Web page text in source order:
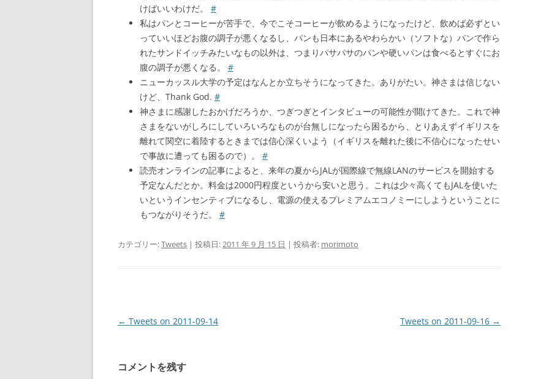
けばいいわけだ。 #
私はパンとコーヒーが苦手で、今でこそコーヒーが飲めるようになったけど、飲めば必ずとい
っていいほどお腹の調子が悪くなるし、パンも日本にあるやわらかい（ソフトな）パンで作ら
れたサンドイッチみたいなもの以外は、つまりパサパサのパンや硬いパンは食べるとすぐにお
腹の調子が悪くなる。 #
ニューカッスル大学の予定はなんとか立ちそうになってきた。ありがたい。神さまは信じない
けど、Thank God. #
神さまに感謝したおかげだろうか、つぎつぎとインタビューの可能性が開けてきた。これで神
さまをないがしろにしていろいろなものが台無しになったら困るから、とりあえずイギリスを
離れて関空に着陸するときまでは信心深くいよう（イギリスを離れた後に不信心になったせい
で事故に遭っても困るので）。 #
読売オンラインの記事によると、来年の夏からJALが国際線で無線LANのサービスを開始する
予定なんだとか。料金は2000円程度というから安いと思う。これは少々高くてもJALを使いた
いというインセンティブになるし、電源の使えるプレミアムエコノミーにしようということに
もつながりそうだ。 #
カテゴリー:Tweets | 投稿日:2011 年 9 月 15 日 | 投稿者: morimoto
投
ビ
← Tweets on 2011-09-14 Tweets on 2011-09-16 →
コメントを残す